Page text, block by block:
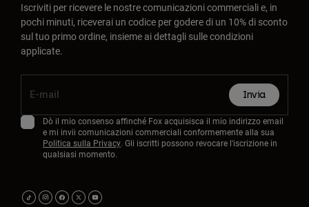
Iscriviti per ricevere le nostre comunicazioni commerciali e, in
pochi minuti, riceverai un codice per godere di un 10% di sconto
sul tuo primo ordine, insieme ai dettagli sulle condizioni
applicate.
Invia
Dò il mio consenso affinché Fox acquisisca il mio indirizzo email
e mi invii comunicazioni commerciali conformemente alla sua
Politica sulla Privacy. Gli iscritti possono revocare l'iscrizione in
qualsiasi momento.